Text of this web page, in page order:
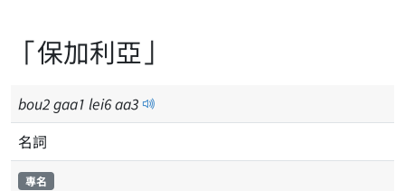
「保加利亞」
bou2gaa1 lei6aa3
名詞
專名